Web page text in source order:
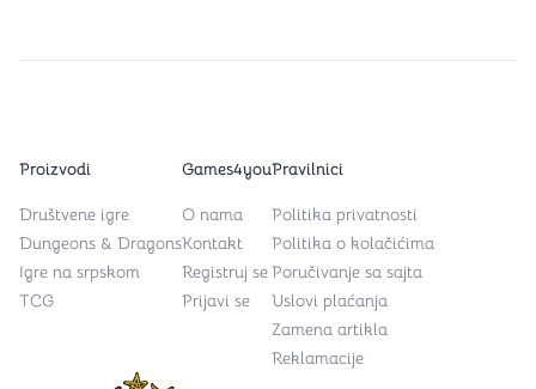
Proizvodi
Društvene igre
Dungeons & Dragons
Igre na srpskom
TCG
Games4you
O nama
Kontakt
Registruj se
Prijavi se
Pravilnici
Politika privatnosti
Politika o kolačićima
Poručivanje sa sajta
Uslovi plaćanja
Zamena artikla
Reklamacije